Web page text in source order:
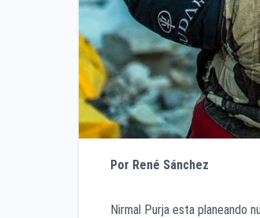
Por René Sánchez
Nirmal Purja esta planeando